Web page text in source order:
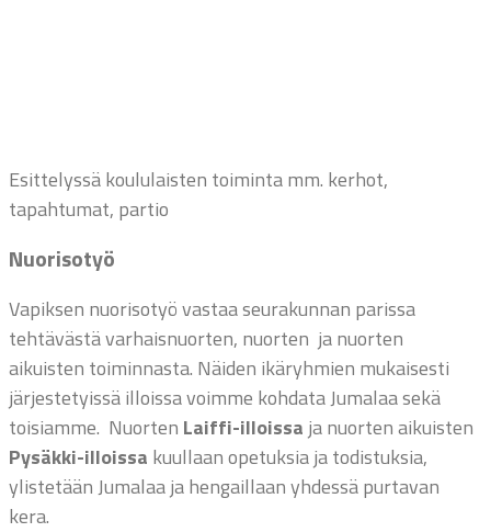
Esittelyssä koululaisten toiminta mm. kerhot,
tapahtumat, partio
Nuorisotyö
Vapiksen nuorisotyö vastaa seurakunnan parissa
tehtävästä varhaisnuorten, nuorten ja nuorten
aikuisten toiminnasta. Näiden ikäryhmien mukaisesti
järjestetyissä illoissa voimme kohdata Jumalaa sekä
toisiamme. Nuorten Laiffi-illoissa ja nuorten aikuisten
Pysäkki-illoissa kuullaan opetuksia ja todistuksia,
ylistetään Jumalaa ja hengaillaan yhdessä purtavan
kera.